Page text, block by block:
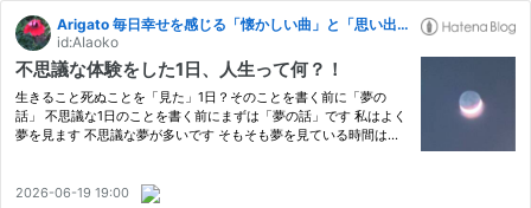
Arigato 毎日幸せを感じる「懐かしい曲」と「思い出」と「終活」
id:AIaoko
不思議な体験をした1日、人生って何？！
生きること死ぬことを「見た」1日？そのことを書く前に「夢の
話」 不思議な1日のことを書く前にまずは「夢の話」です 私はよく
夢を見ます 不思議な夢が多いです そもそも夢を見ている時間は脳
見…
2026-06-19 19:00